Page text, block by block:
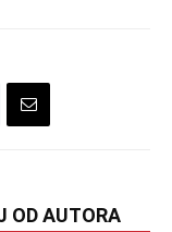
OD AUTORA